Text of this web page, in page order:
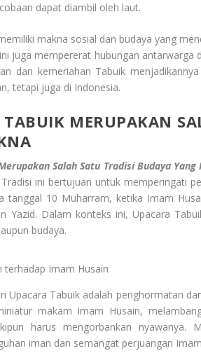
dapat diambil oleh laut.
makna sosial dan budaya yang
juga mempererat hubungan
dan kemeriahan Tabuik
tetapi juga di Indonesia.
TABUIK MERUPAKAN
Salah Satu Tradisi Budaya Yang
ini bertujuan untuk memperingati
tanggal 10 Muharram, ketika Imam
Yazid. Dalam konteks ini, Upacara
budaya.
terhadap Imam Husain
Upacara Tabuik adalah penghormatan
makam Imam Husain,
harus mengorbankan
iman dan semangat perjuangan